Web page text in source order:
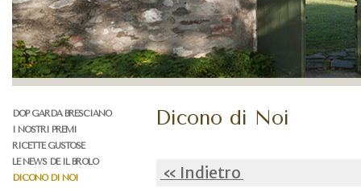
DOP GARDA BRESCIANO
I NOSTRI PREMI
RICETTE GUSTOSE
LE NEWS DE IL BROLO
DICONO DI NOI
Dicono di Noi
« Indietro